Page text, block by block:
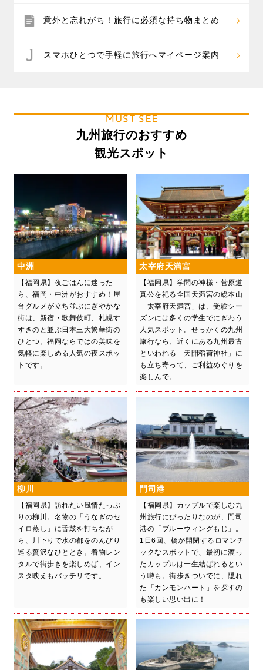
意外と忘れがち！旅行に必須な持ち物まとめ
スマホひとつで手軽に旅行へマイページ案内
MUST SEE
九州旅行のおすすめ
観光スポット
中洲
【福岡県】夜ごはんに迷った
ら、福岡・中洲がおすすめ！屋
台グルメが立ち並ぶにぎやかな
街は、新宿・歌舞伎町、札幌す
すきのと並ぶ日本三大繁華街の
ひとつ。福岡ならではの美味を
気軽に楽しめる人気の夜スポッ
トです。
太宰府天満宮
【福岡県】学問の神様・菅原道
真公を祀る全国天満宮の総本山
「太宰府天満宮」は、受験シー
ズンには多くの学生でにぎわう
人気スポット。せっかくの九州
旅行なら、近くにある九州最古
といわれる「天開稲荷神社」に
も立ち寄って、ご利益めぐりを
楽しんで。
柳川
【福岡県】訪れたい風情たっぷ
りの柳川。名物の「うなぎのセ
イロ蒸し」に舌鼓を打ちなが
ら、川下りで水の都をのんびり
巡る贅沢なひととき。着物レン
タルで街歩きを楽しめば、イン
スタ映えもバッチリです。
門司港
【福岡県】カップルで楽しむ九
州旅行にぴったりなのが、門司
港の「ブルーウィングもじ」。
1日6回、橋が開閉するロマンチ
ックなスポットで、最初に渡っ
たカップルは一生結ばれるとい
う噂も。街歩きついでに、隠れ
た「カンモンハート」を探すの
も楽しい思い出に！